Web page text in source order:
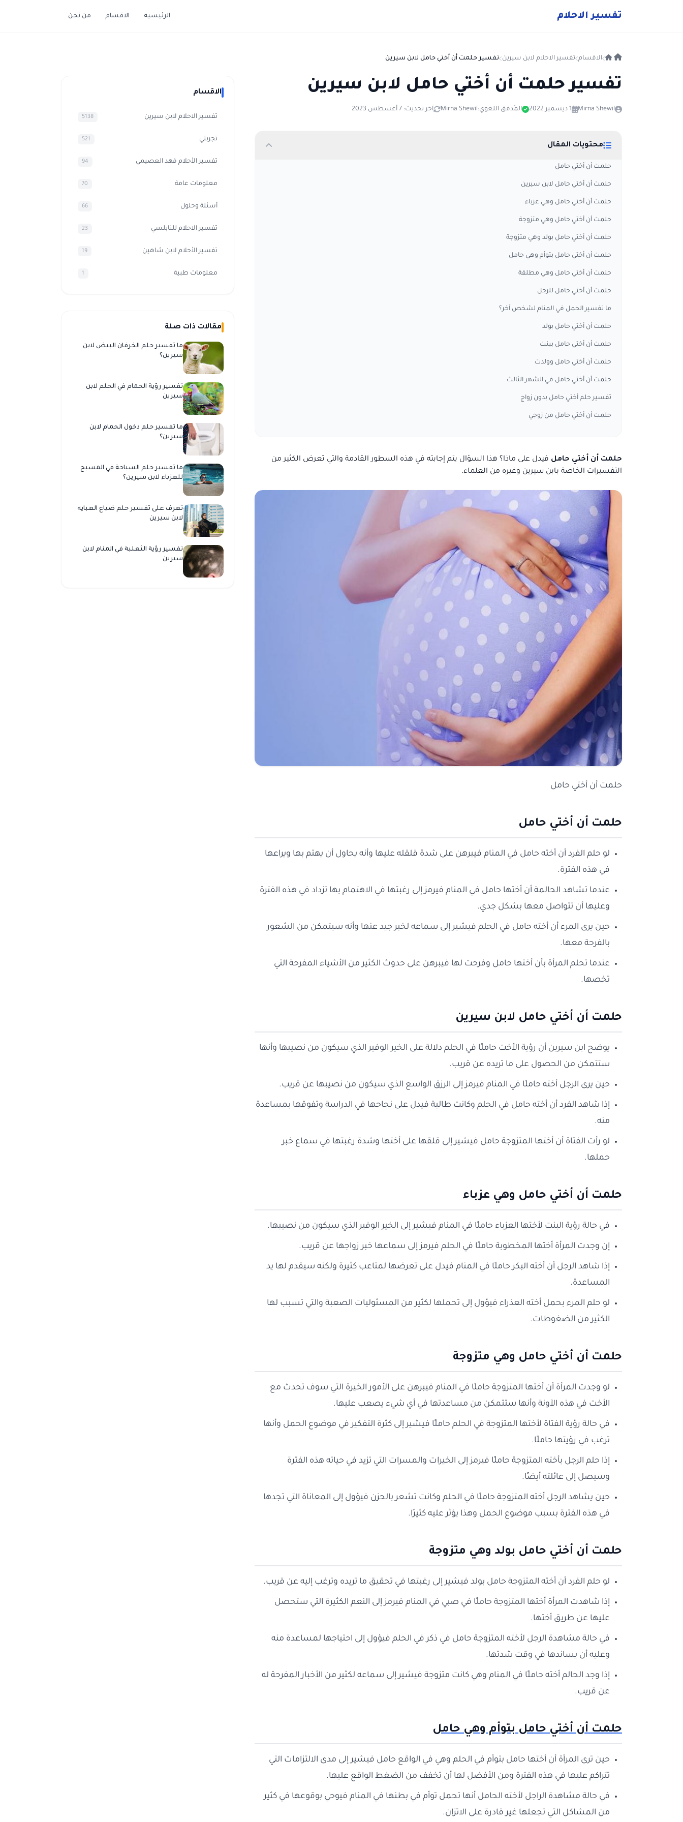
تفسير الاحلام الرئيسية الاقسام من نحن
الاقسام تفسير الاحلام لابن سيرين تفسير حلمت أن أختي حامل لابن سيرين
تفسير حلمت أن أختي حامل لابن سيرين
Mirna Shewil 1 ديسمبر 2022 المُدقق اللغوي:Mirna Shewil آخر تحديث: 7 أغسطس 2023
محتويات المقال
حلمت أن أختي حامل
حلمت أن أختي حامل لابن سيرين
حلمت أن أختي حامل وهي عزباء
حلمت أن أختي حامل وهي متزوجة
حلمت أن أختي حامل بولد وهي متزوجة
حلمت أن أختي حامل بتوأم وهي حامل
حلمت أن أختي حامل وهي مطلقة
حلمت أن أختي حامل للرجل
ما تفسير الحمل في المنام لشخص آخر؟
حلمت أن أختي حامل بولد
حلمت أن أختي حامل ببنت
حلمت أن أختي حامل وولدت
حلمت أن أختي حامل في الشهر الثالث
تفسير حلم أختي حامل بدون زواج
حلمت أن أختي حامل من زوجي
حلمت أن أختي حامل فيدل على ماذا؟ هذا السؤال يتم إجابته في هذه السطور القادمة والتي تعرض الكثير من
التفسيرات الخاصة بابن سيرين وغيره من العلماء.
حلمت أن أختي حامل
حلمت أن أختي حامل
لو حلم الفرد أن أخته حامل في المنام فيبرهن على شدة قلقله عليها وأنه يحاول أن يهتم بها ويراعها
في هذه الفترة.
عندما تشاهد الحالمة أن أختها حامل في المنام فيرمز إلى رغبتها في الاهتمام بها تزداد في هذه الفترة
وعليها أن تتواصل معها بشكل جدي.
حين يرى المرء أن أخته حامل في الحلم فيشير إلى سماعه لخبر جيد عنها وأنه سيتمكن من الشعور
بالفرحة معها.
عندما تحلم المرأة بأن أختها حامل وفرحت لها فيبرهن على حدوث الكثير من الأشياء المفرحة التي
تخصها.
حلمت أن أختي حامل لابن سيرين
يوضح ابن سيرين أن رؤية الأخت حاملًا في الحلم دلالة على الخير الوفير الذي سيكون من نصيبها وأنها
ستتمكن من الحصول على ما تريده عن قريب.
حين يرى الرجل أخته حاملًا في المنام فيرمز إلى الرزق الواسع الذي سيكون من نصيبها عن قريب.
إذا شاهد الفرد أن أخته حامل في الحلم وكانت طالبة فيدل على نجاحها في الدراسة وتفوقها بمساعدة
منه.
لو رأت الفتاة أن أختها المتزوجة حامل فيشير إلى قلقها على أختها وشدة رغبتها في سماع خبر
حملها.
حلمت أن أختي حامل وهي عزباء
في حالة رؤية البنت لأختها العزباء حاملًا في المنام فيشير إلى الخير الوفير الذي سيكون من نصيبها.
إن وجدت المرأة أختها المخطوبة حاملًا في الحلم فيرمز إلى سماعها خبر زواجها عن قريب.
إذا شاهد الرجل أن أخته البكر حاملًا في المنام فيدل على تعرضها لمتاعب كثيرة ولكنه سيقدم لها يد
المساعدة.
لو حلم المرء بحمل أخته العذراء فيؤول إلى تحملها لكثير من المسئوليات الصعبة والتي تسبب لها
الكثير من الضغوطات.
حلمت أن أختي حامل وهي متزوجة
لو وجدت المرأة أن أختها المتزوجة حاملًا في المنام فيبرهن على الأمور الخيرة التي سوف تحدث مع
الأخت في هذه الآونة وأنها ستتمكن من مساعدتها في أي شيء يصعب عليها.
في حالة رؤية الفتاة لأختها المتزوجة في الحلم حاملًا فيشير إلى كثرة التفكير في موضوع الحمل وأنها
ترغب في رؤيتها حاملًا.
إذا حلم الرجل بأخته المتزوجة حاملًا فيرمز إلى الخيرات والمسرات التي تزيد في حياته هذه الفترة
وسيصل إلى عائلته أيضًا.
حين يشاهد الرجل أخته المتزوجة حاملًا في الحلم وكانت تشعر بالحزن فيؤول إلى المعاناة التي تجدها
في هذه الفترة بسبب موضوع الحمل وهذا يؤثر عليه كثيرًا.
حلمت أن أختي حامل بولد وهي متزوجة
لو حلم الفرد أن أخته المتزوجة حامل بولد فيشير إلى رغبتها في تحقيق ما تريده وترغب إليه عن قريب.
إذا شاهدت المرأة أختها المتزوجة حاملًا في صبي في المنام فيرمز إلى النعم الكثيرة التي ستحصل
عليها عن طريق أختها.
في حالة مشاهدة الرجل لأخته المتزوجة حامل في ذكر في الحلم فيؤول إلى احتياجها لمساعدة منه
وعليه أن يساندها في وقت شدتها.
إذا وجد الحالم أخته حاملًا في المنام وهي كانت متزوجة فيشير إلى سماعه لكثير من الأخبار المفرحة له
عن قريب.
حلمت أن أختي حامل بتوأم وهي حامل
حين ترى المرأة أن أختها حامل بتوأم في الحلم وهي في الواقع حامل فيشير إلى مدى الالتزامات التي
تتراكم عليها في هذه الفترة ومن الأفضل لها أن تخفف من الضغط الواقع عليها.
في حالة مشاهدة الراجل لأخته الحامل أنها تحمل توأم في بطنها في المنام فيوحي بوقوعها في كثير
من المشاكل التي تجعلها غير قادرة على الاتزان.
الاقسام
تفسير الاحلام لابن سيرين 5138
تجربتي 521
تفسير الأحلام فهد العصيمي 94
معلومات عامة 70
أسئلة وحلول 66
تفسير الاحلام للنابلسي 23
تفسير الأحلام لابن شاهين 19
معلومات طبية 1
مقالات ذات صلة
ما تفسير حلم الخرفان البيض لابن
سيرين؟
تفسير رؤية الحمام في الحلم لابن
سيرين
ما تفسير حلم دخول الحمام لابن
سيرين؟
ما تفسير حلم السباحة في المسبح
للعزباء لابن سيرين؟
تعرف على تفسير حلم ضياع العبايه
لابن سيرين
تفسير رؤية الثعلبة في المنام لابن
سيرين